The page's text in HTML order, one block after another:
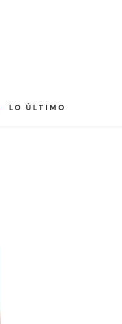
LO ÚLTIMO